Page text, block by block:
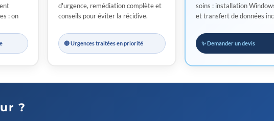
: on
d'urgence, remédiation complète et
conseils pour éviter la récidive.
🔴 Urgences traitées en priorité
soins : installation
et transfert de données
✨ Demander un devis
?